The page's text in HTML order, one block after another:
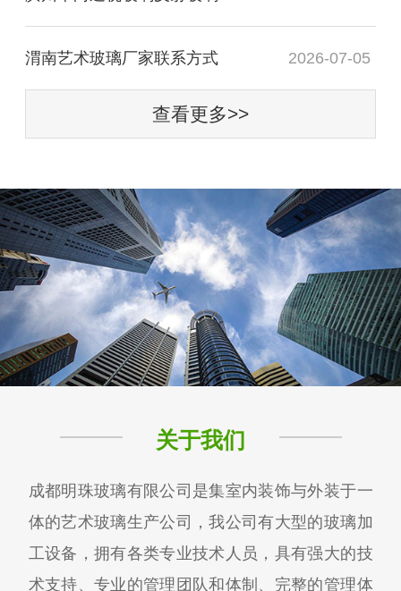
渭南艺术玻璃厂家联系方式 2026-07-05
查看更多>>
关于我们
成都明珠玻璃有限公司是集室内装饰与外装于一
体的艺术玻璃生产公司，我公司有大型的玻璃加
工设备，拥有各类专业技术人员，具有强大的技
术支持、专业的管理团队和体制、完整的管理体